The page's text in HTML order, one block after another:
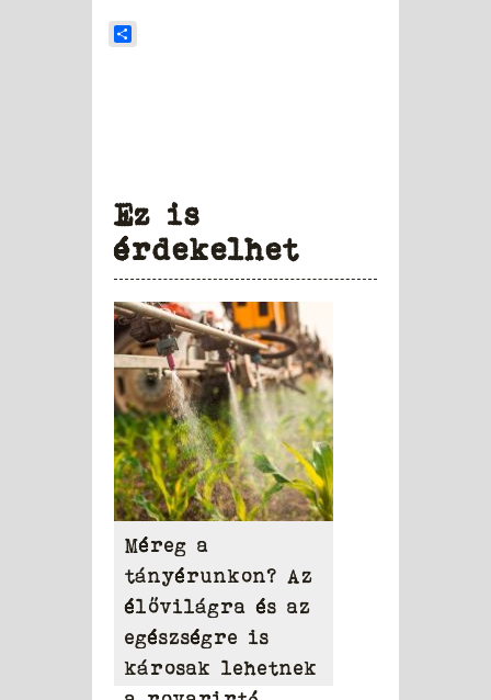
Ez is
érdekelhet
Méreg a
tányérunkon? Az
élővilágra és az
egészségre is
károsak lehetnek